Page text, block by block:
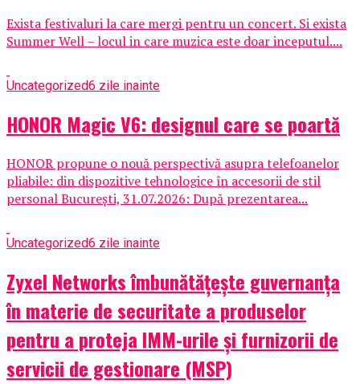
Exista festivaluri la care mergi pentru un concert. Si exista
Summer Well – locul in care muzica este doar inceputul....
Uncategorized6 zile inainte
HONOR Magic V6: designul care se poartă
HONOR propune o nouă perspectivă asupra telefoanelor
pliabile: din dispozitive tehnologice în accesorii de stil
personal București, 31.07.2026: După prezentarea...
Uncategorized6 zile inainte
Zyxel Networks îmbunătățește guvernanța
în materie de securitate a produselor
pentru a proteja IMM-urile și furnizorii de
servicii de gestionare (MSP)